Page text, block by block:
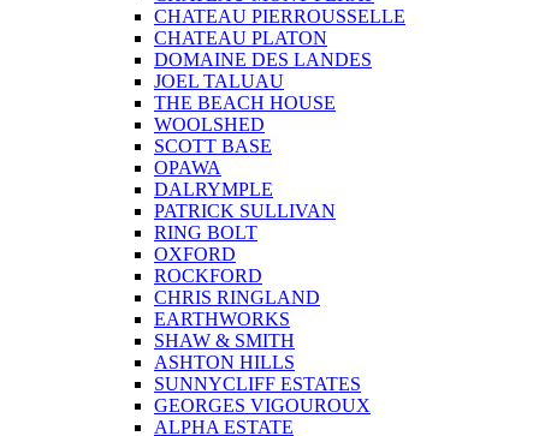
CHATEAU PIERROUSSELLE
CHATEAU PLATON
DOMAINE DES LANDES
JOEL TALUAU
THE BEACH HOUSE
WOOLSHED
SCOTT BASE
OPAWA
DALRYMPLE
PATRICK SULLIVAN
RING BOLT
OXFORD
ROCKFORD
CHRIS RINGLAND
EARTHWORKS
SHAW & SMITH
ASHTON HILLS
SUNNYCLIFF ESTATES
GEORGES VIGOUROUX
ALPHA ESTATE